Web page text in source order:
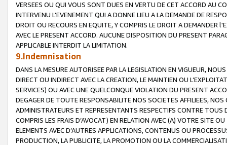
VERSEES OU QUI VOUS SONT DUES EN VERTU DE CET ACCORD AU
INTERVENU L’EVENEMENT QUI A DONNE LIEU A LA DEMANDE DE
DROIT OU RECOURS EN EQUITE, Y COMPRIS LE DROIT A DEMANDER
AVEC LE PRESENT ACCORD. AUCUNE DISPOSITION DU PRESENT
APPLICABLE INTERDIT LA LIMITATION.
9.Indemnisation
DANS LA MESURE AUTORISEE PAR LA LEGISLATION EN VIGUEUR,
DIRECT OU INDIRECT AVEC LA CREATION, LE MAINTIEN OU
SERVICES) OU AVEC UNE QUELCONQUE VIOLATION DU PRESENT
DEGAGER DE TOUTE RESPONSABILITE NOS SOCIETES AFFILIEES,
ADMINISTRATEURS ET REPRESENTANTS RESPECTIFS CONTRE
COMPRIS LES FRAIS D’AVOCAT) EN RELATION AVEC (A) VOTRE SITE
ELEMENTS AVEC D’AUTRES APPLICATIONS, CONTENUS OU
PRODUCTION, LA PUBLICITE, LA PROMOTION OU LA